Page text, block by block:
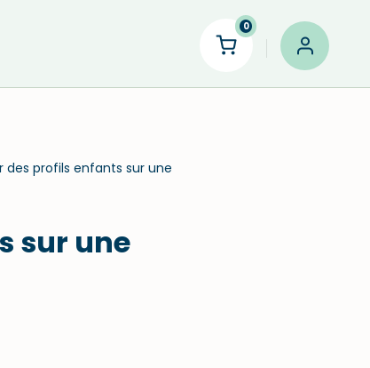
0
des profils enfants sur une
sur une